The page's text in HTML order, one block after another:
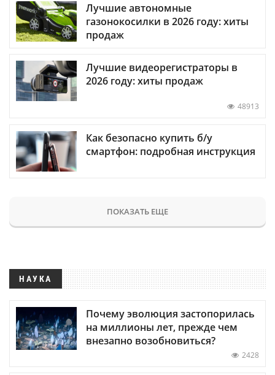
Лучшие автономные
газонокосилки в 2026 году: хиты
продаж
Лучшие видеорегистраторы в
2026 году: хиты продаж
48913
Как безопасно купить б/у
смартфон: подробная инструкция
ПОКАЗАТЬ ЕЩЕ
НАУКА
Почему эволюция застопорилась
на миллионы лет, прежде чем
внезапно возобновиться?
2428